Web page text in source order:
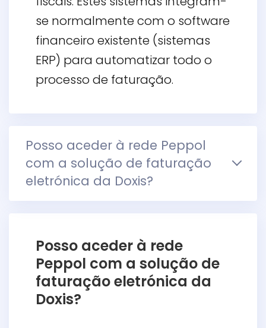
se normalmente com o software
financeiro existente (sistemas
ERP) para automatizar todo o
processo de faturação.
Posso aceder à rede Peppol
com a solução de faturação
eletrónica da Doxis?
Posso aceder à rede
Peppol com a solução de
faturação eletrónica da
Doxis?